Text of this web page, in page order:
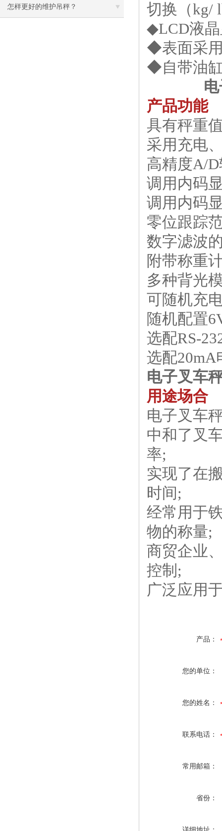
怎样更好的维护吊秤？
切换（kg/
◆LCD液晶
◆表面采
◆自带油
产品功能
具有秤重
采用充电
高精度A/
调用内码
调用内码
零位跟踪
数字滤波
附带称重
多种背光
可随机充
随机配置
选配RS-
选配20mA
电子叉车
用途场合
电子叉车
中和了叉
率;
实现了在
时间;
经常用于
物的称量;
商贸企业
控制;
广泛应用
产品：
您的单位：
您的姓名：
联系电话：
常用邮箱：
省份：